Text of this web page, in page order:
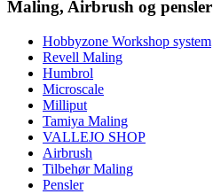
Maling, Airbrush og pensler
Hobbyzone Workshop system
Revell Maling
Humbrol
Microscale
Milliput
Tamiya Maling
VALLEJO SHOP
Airbrush
Tilbehør Maling
Pensler